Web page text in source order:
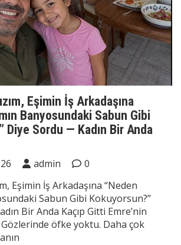
Eşimin İş Arkadaşına
Banyosundaki Sabun Gibi
Diye Sordu — Kadın Bir Anda
admin
0
Eşimin İş Arkadaşına “Neden
Sabun Gibi Kokuyorsun?”
Bir Anda Kaçıp Gitti Emre’nin
öfke yoktu. Daha çok